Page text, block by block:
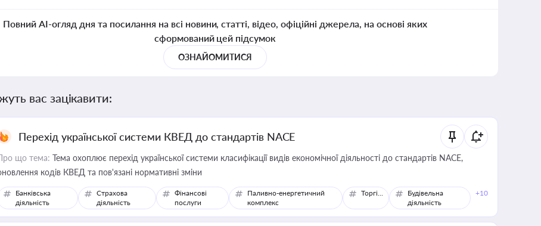
Повний AI-огляд дня та посилання на всі новини, статті, відео, офіційні джерела, на основі яких
сформований цей підсумок
ОЗНАЙОМИТИСЯ
вас зацікавити:
Перехід української системи КВЕД до стандартів NACE
що тема: Тема охоплює перехід української системи класифікації видів економічної діяльності до стандартів NACE,
кодів КВЕД та пов'язані нормативні зміни
Банківська
діяльність
Страхова
діяльність
Фінансові
послуги
Паливно-енергетичний
комплекс
Торгівля
Будівельна
діяльність
+10